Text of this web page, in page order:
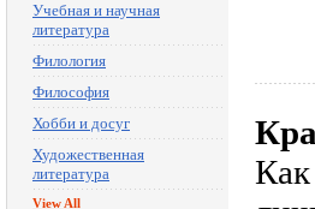
Учебная и научная
литература
Филология
Философия
Хобби и досуг
Художественная
литература
View All